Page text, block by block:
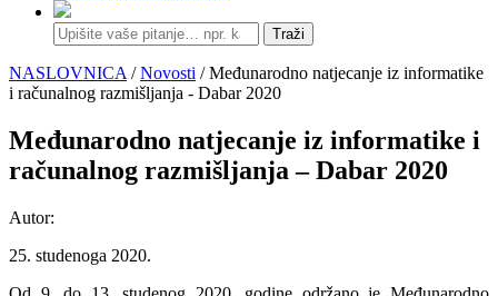
Traži
NASLOVNICA /Novosti / Međunarodno natjecanje iz informatike
i računalnog razmišljanja - Dabar 2020
Međunarodno natjecanje iz informatike i
računalnog razmišljanja – Dabar 2020
Autor:
25. studenoga 2020.